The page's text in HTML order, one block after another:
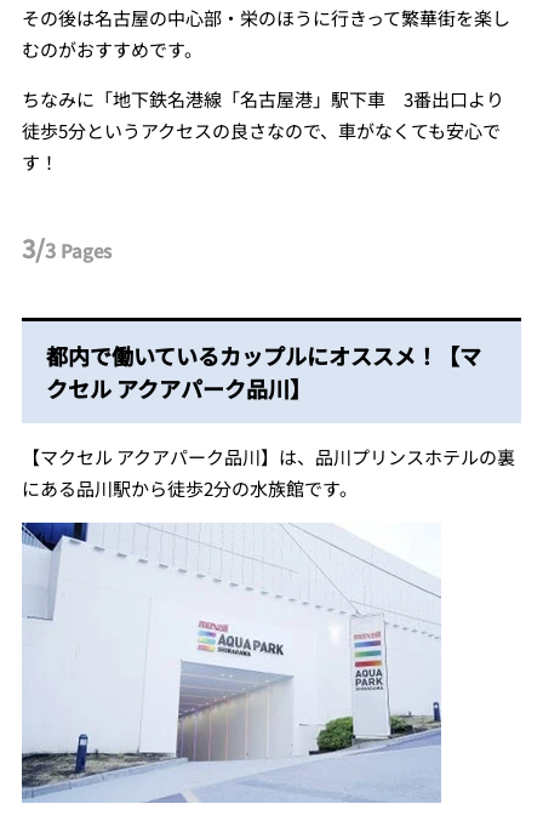
その後は名古屋の中心部・栄のほうに行きって繁華街を楽し
むのがおすすめです。
ちなみに「地下鉄名港線「名古屋港」駅下車 3番出口より
徒歩5分というアクセスの良さなので、車がなくても安心で
す！
3/3 Pages
都内で働いているカップルにオススメ！【マ
クセル アクアパーク品川】
【マクセル アクアパーク品川】は、品川プリンスホテルの裏
にある品川駅から徒歩2分の水族館です。